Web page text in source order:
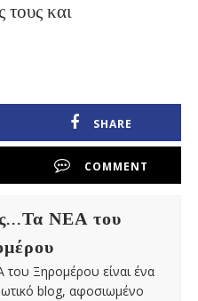
τους και
SHARE
COMMENT
ΝΕΑ του
Ξηρομέρου είναι ένα
blog, αφοσιωμένο